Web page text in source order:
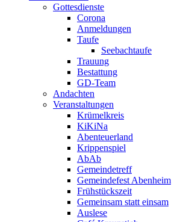
Gottesdienste
Corona
Anmeldungen
Taufe
Seebachtaufe
Trauung
Bestattung
GD-Team
Andachten
Veranstaltungen
Krümelkreis
KiKiNa
Abenteuerland
Krippenspiel
AbAb
Gemeindetreff
Gemeindefest Abenheim
Frühstückszeit
Gemeinsam statt einsam
Auslese